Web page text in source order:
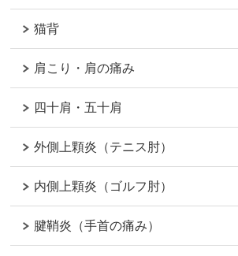
猫背
肩こり・肩の痛み
四十肩・五十肩
外側上顆炎（テニス肘）
内側上顆炎（ゴルフ肘）
腱鞘炎（手首の痛み）